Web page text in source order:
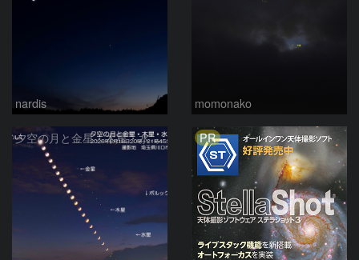
nardis momonako
夕空の月と金星・木星・水星の接近 2026/6/18 PR